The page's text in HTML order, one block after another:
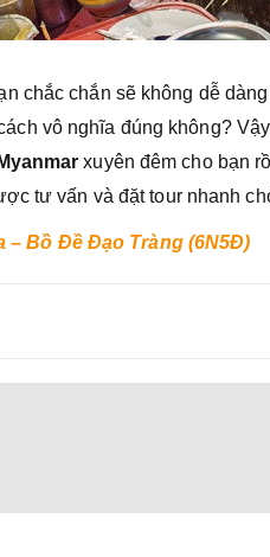
chắc chắn sẽ không dễ
vô nghĩa đúng không?
xuyên đêm cho bạn
tư vấn và đặt tour nhanh
– Bồ Đề Đạo Tràng (6N5Đ)